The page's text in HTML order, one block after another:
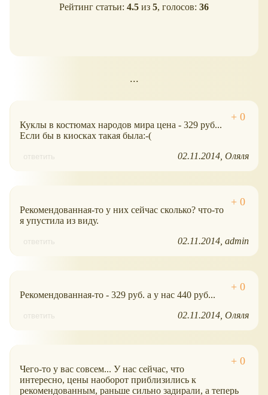
Рейтинг статьи: 4.5 из 5, голосов: 36
...
Куклы в костюмах народов мира цена - 329 руб...
Если бы в киосках такая была:-(
ответить 02.11.2014 Оляля
Рекомендованная-то у них сейчас сколько? что-то
я упустила из виду.
ответить 02.11.2014 admin
Рекомендованная-то - 329 руб. а у нас 440 руб...
ответить 02.11.2014 Оляля
Чего-то у вас совсем... У нас сейчас, что
интересно, цены наоборот приблизились к
рекомендованным, раньше сильно задирали, а теперь